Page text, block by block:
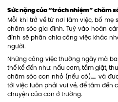
Sức nặng của “trách nhiệm” chăm
Mỗi khi trở về từ nơi làm việc, bố
chăm sóc gia đình. Tuỳ vào hoàn
đình sẽ phân chia công việc khác
người.
Những công việc thường ngày mà
thể kể đến như: nấu cơm, tắm giặt,
chăm sóc con nhỏ (nếu có),…. và
tới việc luôn phải vui vẻ, để tâm đến
chuyện của con ở trường.